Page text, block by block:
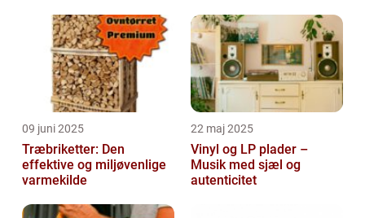
09 juni 2025
Træbriketter: Den
effektive og miljøvenlige
varmekilde
22 maj 2025
Vinyl og LP plader –
Musik med sjæl og
autenticitet